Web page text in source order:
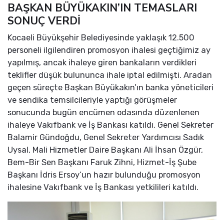
BAŞKAN BÜYÜKAKIN’IN TEMASLARI
SONUÇ VERDİ
Kocaeli Büyükşehir Belediyesinde yaklaşık 12.500
personeli ilgilendiren promosyon ihalesi geçtiğimiz ay
yapılmış, ancak ihaleye giren bankaların verdikleri
teklifler düşük bulununca ihale iptal edilmişti. Aradan
geçen süreçte Başkan Büyükakın’ın banka yöneticileri
ve sendika temsilcileriyle yaptığı görüşmeler
sonucunda bugün encümen odasında düzenlenen
ihaleye Vakıfbank ve İş Bankası katıldı. Genel Sekreter
Balamir Gündoğdu, Genel Sekreter Yardımcısı Sadık
Uysal, Mali Hizmetler Daire Başkanı Ali İhsan Özgür,
Bem-Bir Sen Başkanı Faruk Zihni, Hizmet-İş Şube
Başkanı İdris Ersoy’un hazır bulunduğu promosyon
ihalesine Vakıfbank ve İş Bankası yetkilileri katıldı.